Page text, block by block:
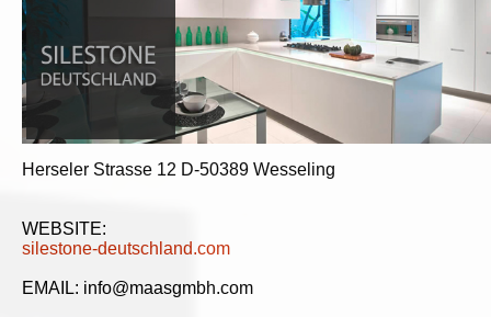
Herseler Strasse 12 D-50389 Wesseling
WEBSITE:
silestone-deutschland.com
EMAIL: info@maasgmbh.com